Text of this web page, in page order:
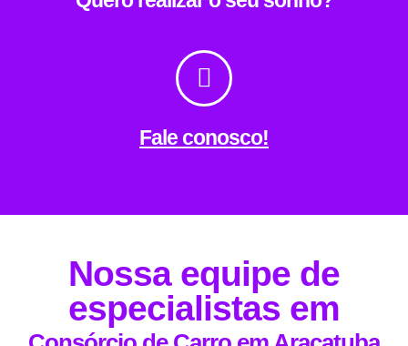
Fale conosco!
Nossa equipe de
especialistas em